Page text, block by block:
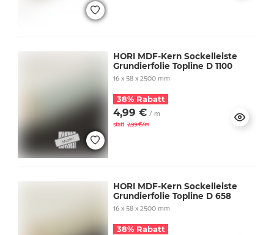
HORI MDF-Kern Sockelleiste
Grundierfolie Topline D 1100
16 x 58 x 2500 mm
38% Rabatt
4,99 € / m
statt 7,99 €/m
HORI MDF-Kern Sockelleiste
Grundierfolie Topline D 658
16 x 58 x 2500 mm
38% Rabatt